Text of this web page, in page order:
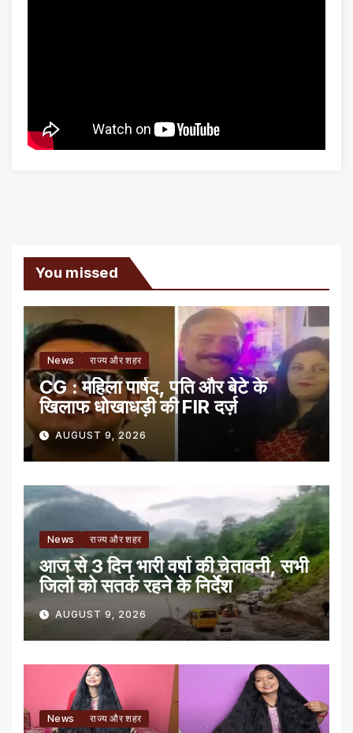
You missed
News राज्य और शहर
CG : महिला पार्षद, पति और बेटे के
खिलाफ धोखाधड़ी की FIR दर्ज़
AUGUST 9, 2026
News राज्य और शहर
आज से 3 दिन भारी वर्षा की चेतावनी, सभी
जिलों को सतर्क रहने के निर्देश
AUGUST 9, 2026
News राज्य और शहर